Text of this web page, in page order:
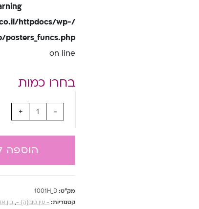
httpdocs/wp-
on line
-
+
הוספה
מק"ט: 1001H_D
קטגוריות: - עין טוב{ה} -, בין